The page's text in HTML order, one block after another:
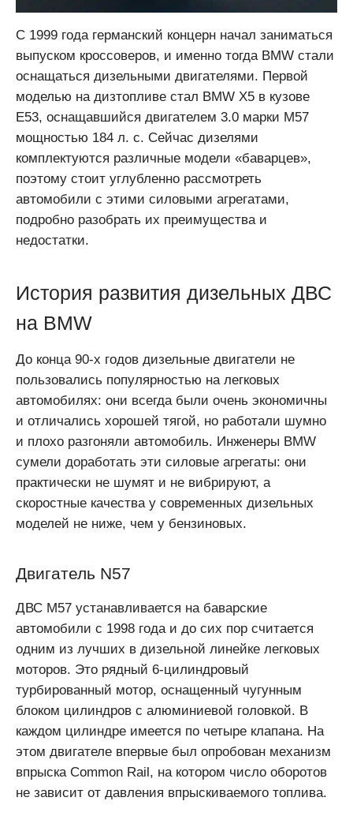
С 1999 года германский концерн начал заниматься
выпуском кроссоверов, и именно тогда BMW стали
оснащаться дизельными двигателями. Первой
моделью на дизтопливе стал BMW X5 в кузове
Е53, оснащавшийся двигателем 3.0 марки M57
мощностью 184 л. с. Сейчас дизелями
комплектуются различные модели «баварцев»,
поэтому стоит углубленно рассмотреть
автомобили с этими силовыми агрегатами,
подробно разобрать их преимущества и
недостатки.
История развития дизельных ДВС
на BMW
До конца 90-х годов дизельные двигатели не
пользовались популярностью на легковых
автомобилях: они всегда были очень экономичны
и отличались хорошей тягой, но работали шумно
и плохо разгоняли автомобиль. Инженеры BMW
сумели доработать эти силовые агрегаты: они
практически не шумят и не вибрируют, а
скоростные качества у современных дизельных
моделей не ниже, чем у бензиновых.
Двигатель N57
ДВС М57 устанавливается на баварские
автомобили с 1998 года и до сих пор считается
одним из лучших в дизельной линейке легковых
моторов. Это рядный 6-цилиндровый
турбированный мотор, оснащенный чугунным
блоком цилиндров с алюминиевой головкой. В
каждом цилиндре имеется по четыре клапана. На
этом двигателе впервые был опробован механизм
впрыска Common Rail, на котором число оборотов
не зависит от давления впрыскиваемого топлива.